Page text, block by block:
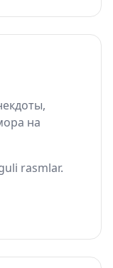
на
rasmlar.